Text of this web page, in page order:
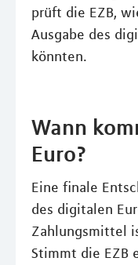
prüft die EZB,
Ausgabe des
könnten.
Wann
Euro?
Eine finale
des digitalen
Zahlungsmittel
Stimmt die EZB